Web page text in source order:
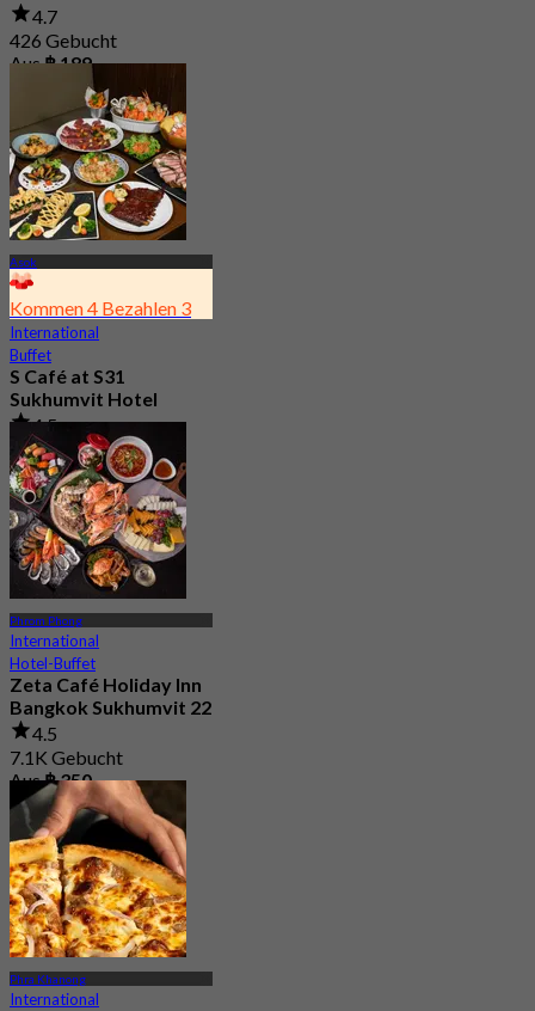
4.7
426 Gebucht
Aus฿ 189
Asok
Kommen 4 Bezahlen 3
International
Buffet
S Café at S31
Sukhumvit Hotel
4.5
7.9K Gebucht
Aus฿ 550
Phrom Phong
International
Hotel-Buffet
Zeta Café Holiday Inn
Bangkok Sukhumvit 22
4.5
7.1K Gebucht
Aus฿ 350
Phra Khanong
International